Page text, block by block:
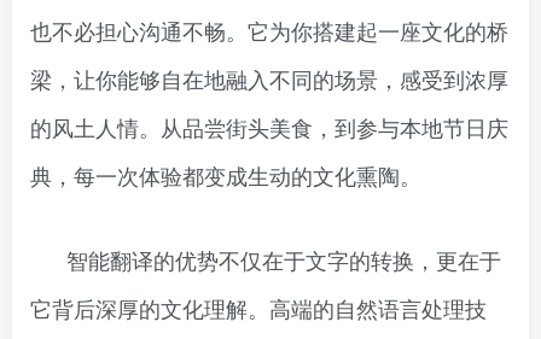
也不必担心沟通不畅。它为你搭建起一座文化的桥
梁，让你能够自在地融入不同的场景，感受到浓厚
的风土人情。从品尝街头美食，到参与本地节日庆
典，每一次体验都变成生动的文化熏陶。
智能翻译的优势不仅在于文字的转换，更在于
它背后深厚的文化理解。高端的自然语言处理技